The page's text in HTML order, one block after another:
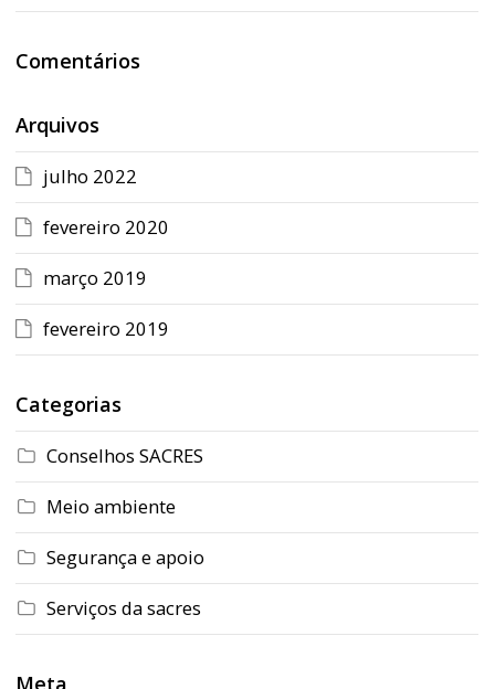
Comentários
Arquivos
julho 2022
fevereiro 2020
março 2019
fevereiro 2019
Categorias
Conselhos SACRES
Meio ambiente
Segurança e apoio
Serviços da sacres
Meta